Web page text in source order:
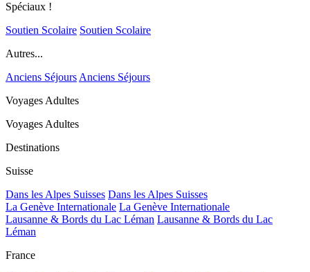
Spéciaux !
Soutien Scolaire Soutien Scolaire
Autres...
Anciens SéjoursAnciens Séjours
Voyages Adultes
Voyages Adultes
Destinations
Suisse
Dans les Alpes Suisses Dans les Alpes Suisses
La Genève Internationale La Genève Internationale
Lausanne & Bords du Lac Léman Lausanne & Bords du Lac
Léman
France